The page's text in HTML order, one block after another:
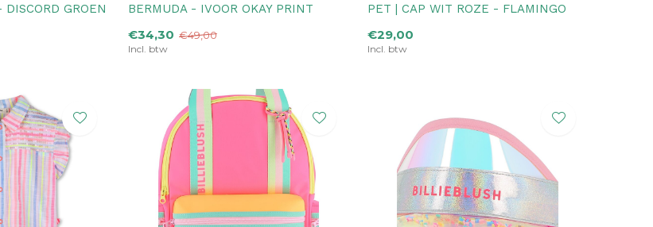
GROEN BERMUDA - IVOOR OKAY PRINT
€34,30 €49,00
Incl. btw
PET | CAP WIT ROZE - FLAMINGO
€29,00
Incl. btw